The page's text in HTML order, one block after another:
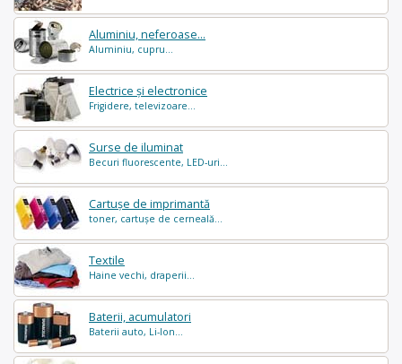
Aluminiu, neferoase...
Aluminiu, cupru...
Electrice și electronice
Frigidere, televizoare...
Surse de iluminat
Becuri fluorescente, LED-uri...
Cartușe de imprimantă
toner, cartușe de cerneală...
Textile
Haine vechi, draperii...
Baterii, acumulatori
Baterii auto, Li-Ion...